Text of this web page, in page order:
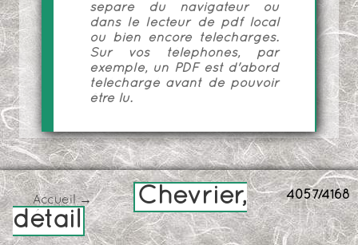
séparé du navigateur ou
dans le lecteur de pdf local
ou bien encore téléchargés.
Sur vos téléphones, par
exemple, un PDF est d'abord
téléchargé avant de pouvoir
être lu.
4057/4168
Accueil→
Chevrier,
détail